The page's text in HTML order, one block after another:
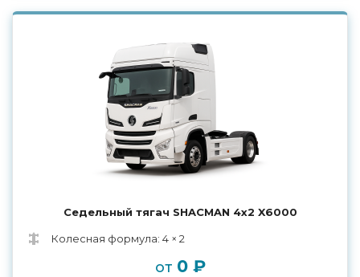
Седельный тягач SHACMAN 4х2 X6000
Колесная формула: 4 × 2
от 0 ₽